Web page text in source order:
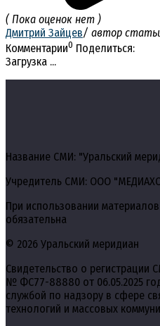
( Пока оценок нет )
Дмитрий Зайцев/ автор
Комментарии0 Поделиться:
Загрузка ...
Название СМИ: "Уральский
Учредитель СМИ: ООО
При использовании
обязательна
© 2026 Уральский меридиан
Свидетельство о регистрации
№ ФС77-88880 от 06.05.2025
службой по надзору в сфере
технологий и массовых